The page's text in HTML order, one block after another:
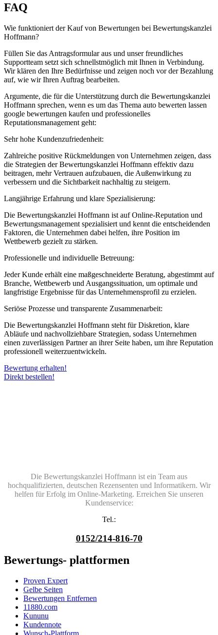
FAQ
Wie funktioniert der Kauf von Bewertungen bei Bewertungskanzlei
Hoffmann?
Füllen Sie das Antragsformular aus und unser freundliches
Supportteam setzt sich schnellstmöglich mit Ihnen in Verbindung.
Wir klären den Ihre Bedürfnisse und zeigen noch vor der Bezahlung
auf, wie wir Ihren Auftrag bearbeiten.
Argumente, die für die Unterstützung durch die Bewertungskanzlei
Hoffmann sprechen, wenn es um das Thema auto bewerten lassen
google bewertungen kaufen und professionelles
Reputationsmanagement geht:
Sehr hohe Kundenzufriedenheit:
Zahlreiche positive Rückmeldungen von Unternehmen zeigen, dass
die Strategien der Bewertungskanzlei Hoffmann effektiv dazu
beitragen, mehr Vertrauen aufzubauen, die Außenwirkung zu
verbessern und die Sichtbarkeit nachhaltig zu steigern.
Langjährige Erfahrung und klare Spezialisierung:
Die Bewertungskanzlei Hoffmann ist auf Online-Reputation und
Bewertungsmanagement spezialisiert und kennt die entscheidenden
Faktoren, die Unternehmen dabei helfen, ihre Position im
Wettbewerb gezielt zu stärken.
Professionelle und individuelle Betreuung:
Jeder Kunde erhält eine maßgeschneiderte Beratung, abgestimmt auf
Branche, Wettbewerb und Ausgangssituation, um optimale und
langfristige Ergebnisse für das Unternehmensprofil zu erzielen.
Seriöse Prozesse und transparente Zusammenarbeit:
Die Bewertungskanzlei Hoffmann steht für Diskretion, klare
Abläufe und nachvollziehbare Strategien, sodass Unternehmen
einen zuverlässigen Partner an ihrer Seite haben, um ihre Reputation
professionell weiterzuentwickeln.
Bewertung erhalten!
Direkt bestellen!
Die Bewertungskanzlei Hoffmann ist ein Team aus
hochqualifizierten, deutschen Rezensenten und Informatikern. Wir
helfen für Erfolg im Online-Marketing. Erreichen Sie unseren
Kundenservice:
Tel.:
0152/214-816-70
Bewertungs- plattformen
Proven Expert
Gelbe Seiten
Bewertungen Entfernen
11880.com
Kununu
Kundennote
Wunsch-Plattform